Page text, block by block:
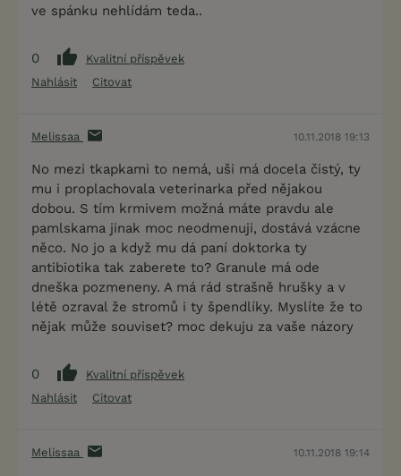
ve spánku nehlídám teda..
0
Kvalitní příspěvek
Nahlásit
Citovat
Melissaa 10.11.2018 19:13
No mezi tkapkami to nemá, uši má docela čistý, ty
mu i proplachovala veterinarka před nějakou
dobou. S tím krmivem možná máte pravdu ale
pamlskama jinak moc neodmenuji, dostává vzácne
něco. No jo a když mu dá paní doktorka ty
antibiotika tak zaberete to? Granule má ode
dneška pozmeneny. A má rád strašně hrušky a v
létě ozraval že stromů i ty špendlíky. Myslíte že to
nějak může souviset? moc dekuju za vaše názory
0
Kvalitní příspěvek
Nahlásit
Citovat
Melissaa 10.11.2018 19:14